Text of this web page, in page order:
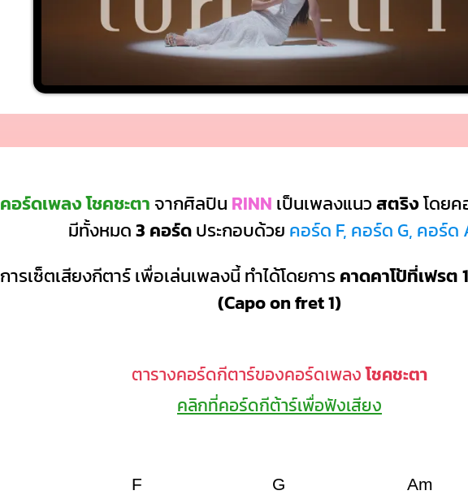
คอร์ดเพลง โชคชะตา จากศิลปิน RINN เป็นเพลงแนวสตริงโดยค
มีทั้งหมด3 คอร์ดประกอบด้วย คอร์ด F, คอร์ด G, คอร์ด
การเซ็ตเสียงกีตาร์ เพื่อเล่นเพลงนี้ ทำได้โดยการ คาดคาโป้ที่เฟรต
(Capo on fret 1)
ตารางคอร์ดกีตาร์ของคอร์ดเพลงโชคชะตา
คลิกที่คอร์ดกีต้าร์เพื่อฟังเสียง
F G Am